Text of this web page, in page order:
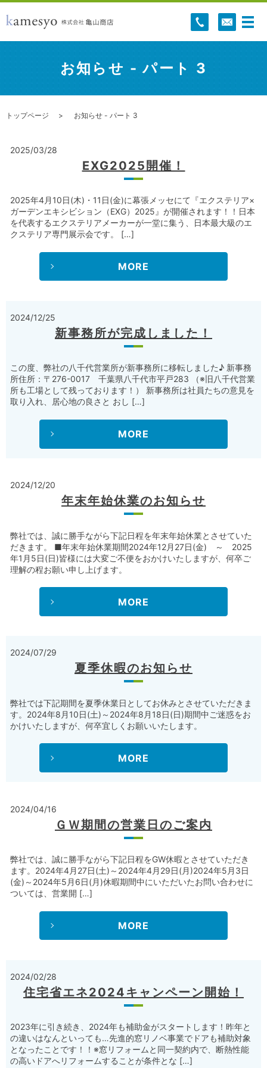
お知らせ - パート 3
トップページ お知らせ - パート 3
2025/03/28
EXG2025開催！
2025年4月10日(木)・11日(金)に幕張メッセにて『エクステリア×
ガーデンエキシビション（EXG）2025』が開催されます！！日本
を代表するエクステリアメーカーが一堂に集う、日本最大級のエ
クステリア専門展示会です。 […]
MORE
2024/12/25
新事務所が完成しました！
この度、弊社の八千代営業所が新事務所に移転しました♪ 新事務
所住所：〒276-0017 千葉県八千代市平戸283 （※旧八千代営業
所も工場として残っております！） 新事務所は社員たちの意見を
取り入れ、居心地の良さと おし […]
MORE
2024/12/20
年末年始休業のお知らせ
弊社では、誠に勝手ながら下記日程を年末年始休業とさせていた
だきます。 ■年末年始休業期間2024年12月27日(金) ～ 2025
年1月5日(日)皆様には大変ご不便をおかけいたしますが、何卒ご
理解の程お願い申し上げます。
MORE
2024/07/29
夏季休暇のお知らせ
弊社では下記期間を夏季休業日としてお休みとさせていただきま
す。2024年8月10日(土)～2024年8月18日(日)期間中ご迷惑をお
かけいたしますが、何卒宜しくお願いいたします。
MORE
2024/04/16
ＧＷ期間の営業日のご案内
弊社では、誠に勝手ながら下記日程をGW休暇とさせていただき
ます。2024年4月27日(土)～2024年4月29日(月)2024年5月3日
(金)～2024年5月6日(月)休暇期間中にいただいたお問い合わせに
ついては、営業開 […]
MORE
2024/02/28
住宅省エネ2024キャンペーン開始！
2023年に引き続き、2024年も補助金がスタートします！昨年と
の違いはなんといっても…先進的窓リノベ事業でドアも補助対象
となったことです！！※窓リフォームと同一契約内で、断熱性能
の高いドアへリフォームすることが条件とな […]